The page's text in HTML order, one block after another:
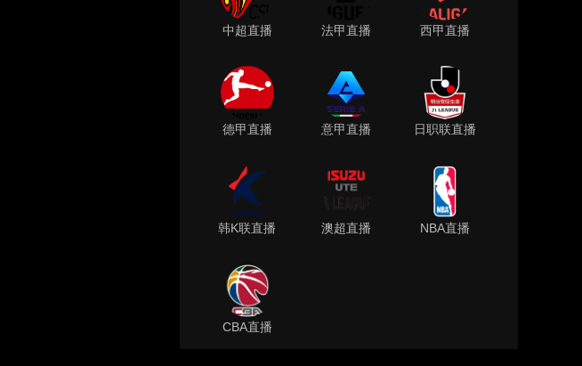
中超直播 法甲直播 西甲直播
德甲直播 意甲直播 日职联直播
韩K联直播 澳超直播 NBA直播
CBA直播